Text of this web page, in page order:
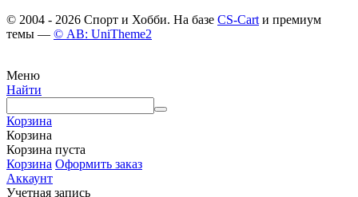
© 2004 - 2026 Спорт и Хобби. На базе CS-Cart и премиум
темы — © AB: UniTheme2
Меню
Найти
Корзина
Корзина
Корзина пуста
Корзина Оформить заказ
Аккаунт
Учетная запись